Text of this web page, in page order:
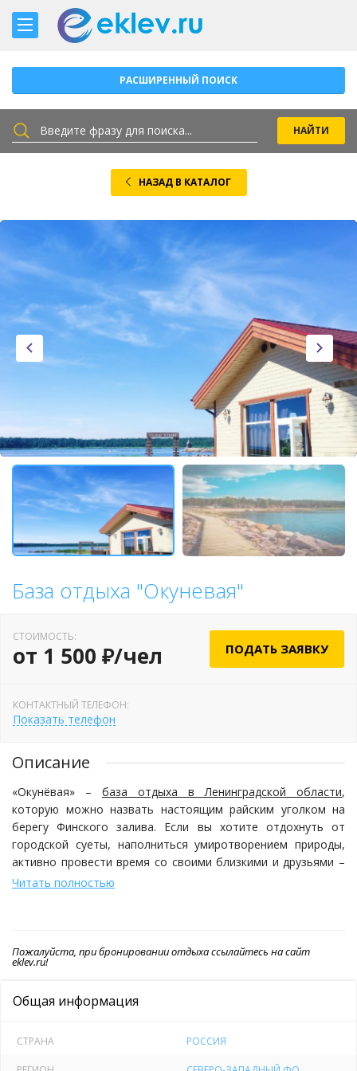
РАСШИРЕННЫЙ ПОИСК
НАЗАД В КАТАЛОГ
База отдыха "Окуневая"
СТОИМОСТЬ:
от 1 500 ₽/чел ПОДАТЬ ЗАЯВКУ
КОНТАКТНЫЙ ТЕЛЕФОН:
Показать телефон
Описание
«Окунёвая» – база отдыха в Ленинградской области,
которую можно назвать настоящим райским уголком на
берегу Финского залива. Если вы хотите отдохнуть от
городской суеты, наполниться умиротворением природы,
активно провести время со своими близкими и друзьями –
добро пожаловать к нам! Вас ожидает комфортное
настоящих яхтсменов работает стоянка яхт – тихая гавань,
защищенная от ветров.
Недаром наша база называется «Окунёвая» - рыболовов-
Читать полностью
Пожалуйста, при бронировании отдыха ссылайтесь на сайт
eklev.ru!
Общая информация
СТРАНА РОССИЯ